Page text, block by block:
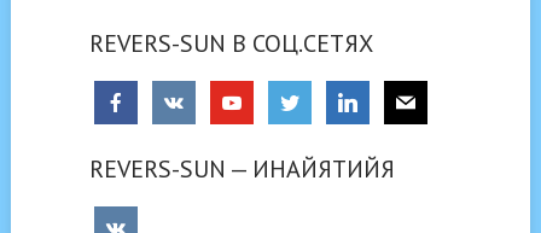
REVERS-SUN В СОЦ.СЕТЯХ
REVERS-SUN — ИНАЙЯТИЙЯ